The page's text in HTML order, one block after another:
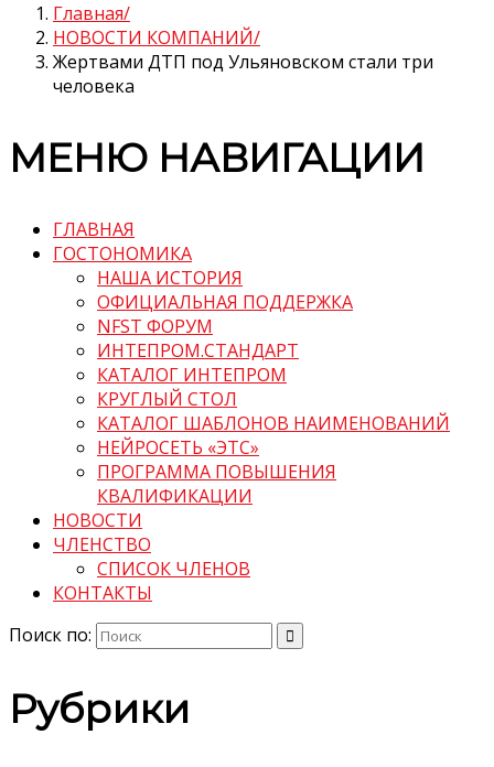
Главная
НОВОСТИ КОМПАНИЙ
Жертвами ДТП под Ульяновском стали три
человека
МЕНЮ НАВИГАЦИИ
ГЛАВНАЯ
ГОСТОНОМИКА
НАША ИСТОРИЯ
ОФИЦИАЛЬНАЯ ПОДДЕРЖКА
NFST ФОРУМ
ИНТЕПРОМ.СТАНДАРТ
КАТАЛОГ ИНТЕПРОМ
КРУГЛЫЙ СТОЛ
КАТАЛОГ ШАБЛОНОВ НАИМЕНОВАНИЙ
НЕЙРОСЕТЬ «ЭТС»
ПРОГРАММА ПОВЫШЕНИЯ
КВАЛИФИКАЦИИ
НОВОСТИ
ЧЛЕНСТВО
СПИСОК ЧЛЕНОВ
КОНТАКТЫ
Поиск по:
Рубрики